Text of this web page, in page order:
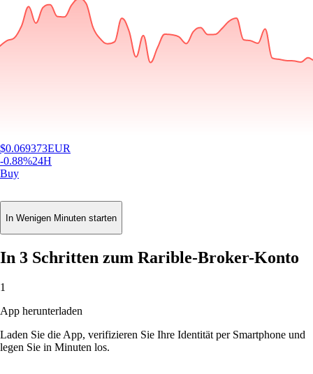
$0.069373EUR
-0.88%24H
Buy
In Wenigen Minuten starten
In 3 Schritten zum Rarible-Broker-Konto
1
App herunterladen
Laden Sie die App, verifizieren Sie Ihre Identität per Smartphone und
legen Sie in Minuten los.